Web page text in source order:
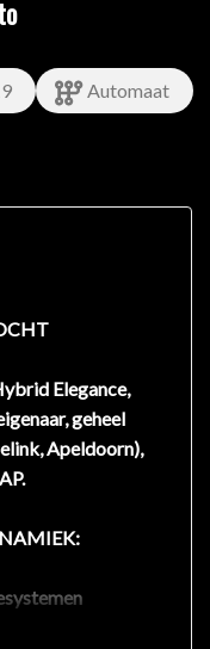
Automaat
Elegance,
geheel
Apeldoorn),